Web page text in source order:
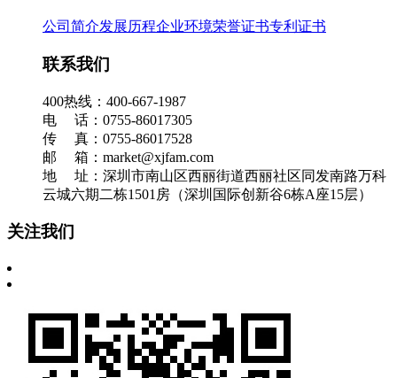
公司简介发展历程企业环境荣誉证书专利证书
联系我们
400热线：400-667-1987
电 话：0755-86017305
传 真：0755-86017528
邮 箱：market@xjfam.com
地 址：深圳市南山区西丽街道西丽社区同发南路万科
云城六期二栋1501房（深圳国际创新谷6栋A座15层）
关注我们